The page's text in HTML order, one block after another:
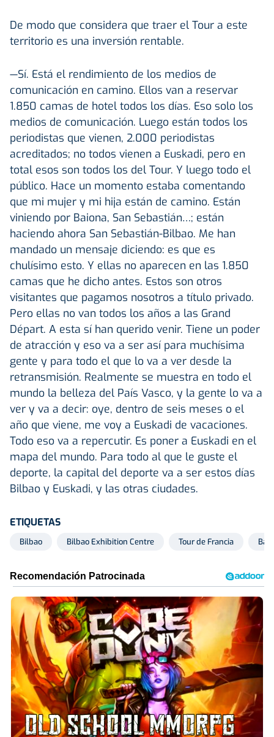
De modo que considera que traer el Tour a este
territorio es una inversión rentable.
—Sí. Está el rendimiento de los medios de
comunicación en camino. Ellos van a reservar
1.850 camas de hotel todos los días. Eso solo los
medios de comunicación. Luego están todos los
periodistas que vienen, 2.000 periodistas
acreditados; no todos vienen a Euskadi, pero en
total esos son todos los del Tour. Y luego todo el
público. Hace un momento estaba comentando
que mi mujer y mi hija están de camino. Están
viniendo por Baiona, San Sebastián…; están
haciendo ahora San Sebastián-Bilbao. Me han
mandado un mensaje diciendo: es que es
chulísimo esto. Y ellas no aparecen en las 1.850
camas que he dicho antes. Estos son otros
visitantes que pagamos nosotros a título privado.
Pero ellas no van todos los años a las Grand
Départ. A esta sí han querido venir. Tiene un poder
de atracción y eso va a ser así para muchísima
gente y para todo el que lo va a ver desde la
retransmisión. Realmente se muestra en todo el
mundo la belleza del País Vasco, y la gente lo va a
ver y va a decir: oye, dentro de seis meses o el
año que viene, me voy a Euskadi de vacaciones.
Todo eso va a repercutir. Es poner a Euskadi en el
mapa del mundo. Para todo al que le guste el
deporte, la capital del deporte va a ser estos días
Bilbao y Euskadi, y las otras ciudades.
ETIQUETAS
Bilbao Bilbao Exhibition Centre Tour de Francia